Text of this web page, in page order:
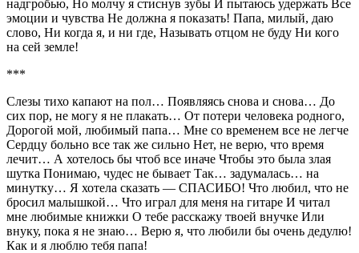
надгробью, Но молчу я стиснув зубы И пытаюсь удержать Все
эмоции и чувства Не должна я показать! Папа, милый, даю
слово, Ни когда я, и ни где, Называть отцом не буду Ни кого
на сей земле!
***
Слезы тихо капают на пол… Появляясь снова и снова… До
сих пор, не могу я не плакать… От потери человека родного,
Дорогой мой, любимый папа… Мне со временем все не легче
Сердцу больно все так же сильно Нет, не верю, что время
лечит… А хотелось бы чтоб все иначе Чтобы это была злая
шутка Понимаю, чудес не бывает Так… задумалась… на
минутку… Я хотела сказать — СПАСИБО! Что любил, что не
бросил малышкой… Что играл для меня на гитаре И читал
мне любимые книжки О тебе расскажу твоей внучке Или
внуку, пока я не знаю… Верю я, что любили бы очень дедулю!
Как и я люблю тебя папа!